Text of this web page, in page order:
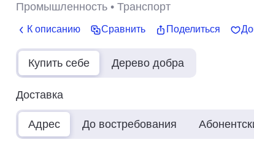
Промышленность • Транспорт
К описанию Сравнить Поделиться
Купить себе Дерево добра
Доставка
Адрес До востребования